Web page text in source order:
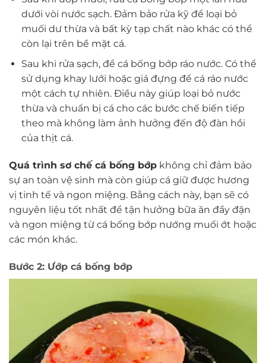
dưới vòi nước sạch. Đảm bảo rửa kỹ để loại bỏ
muối dư thừa và bất kỳ tạp chất nào khác có thể
còn lại trên bề mặt cá.
Sau khi rửa sạch, để cá bống bớp ráo nước. Có thể
sử dụng khay lưới hoặc giá đựng để cá ráo nước
một cách tự nhiên. Điều này giúp loại bỏ nước
thừa và chuẩn bị cá cho các bước chế biến tiếp
theo mà không làm ảnh hưởng đến độ đàn hồi
của thịt cá.
Quá trình sơ chế cá bống bớp không chỉ đảm bảo
sự an toàn vệ sinh mà còn giúp cá giữ được hương
vị tinh tế và ngon miệng. Bằng cách này, bạn sẽ có
nguyên liệu tốt nhất để tận hưởng bữa ăn đầy đặn
và ngon miệng từ cá bống bớp nướng muối ớt hoặc
các món khác.
Bước 2: Ướp cá bống bớp